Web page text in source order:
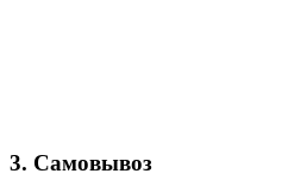
3. Самовывоз